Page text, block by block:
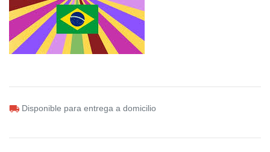
Disponible para entrega a domicilio